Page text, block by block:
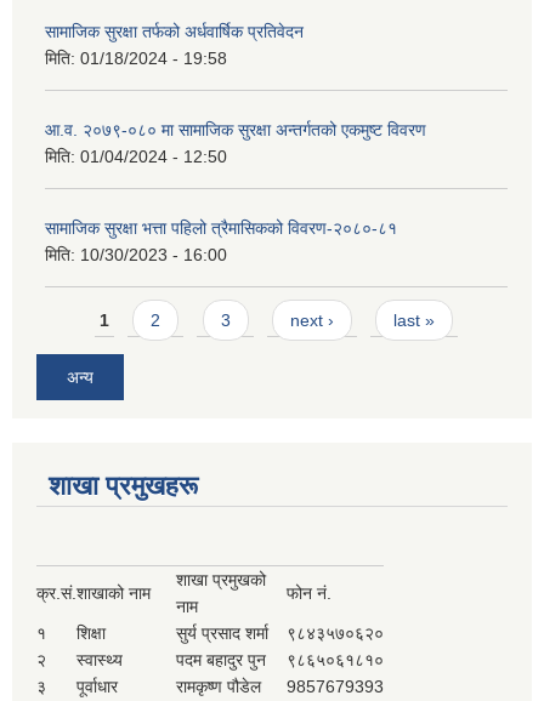
सामाजिक सुरक्षा तर्फको अर्धवार्षिक प्रतिवेदन
मिति: 01/18/2024 - 19:58
आ.व. २०७९-०८० मा सामाजिक सुरक्षा अन्तर्गतको एकमुष्ट विवरण
मिति: 01/04/2024 - 12:50
सामाजिक सुरक्षा भत्ता पहिलो त्रैमासिकको विवरण-२०८०-८१
मिति: 10/30/2023 - 16:00
Pages
1 2 3 next › last »
अन्य
शाखा प्रमुखहरू
क्र.सं.शाखाको नाम
शाखा प्रमुखको
नाम
फोन नं.
१ शिक्षा सुर्य प्रसाद शर्मा
९८४३५७०६२०
२
स्वास्थ्य पदम बहादुर पुन
९८६५०६१८१०
३
पूर्वाधार रामकृष्ण पौडेल
9857679393